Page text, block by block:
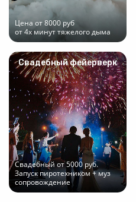
Цена от 8000 руб
от 4х минут тяжелого дыма
Свадебный фейерверк
Свадебный от 5000 руб.
Запуск пиротехником + муз
сопровождение